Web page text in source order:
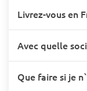
Livrez-vous en
Avec quelle
Que faire si je